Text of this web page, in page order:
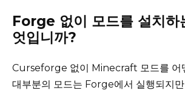
Forge 없이 모드를 설치하
엇입니까?
Curseforge 없이 Minecraft 모드를 어
대부분의 모드는 Forge에서 실행되지